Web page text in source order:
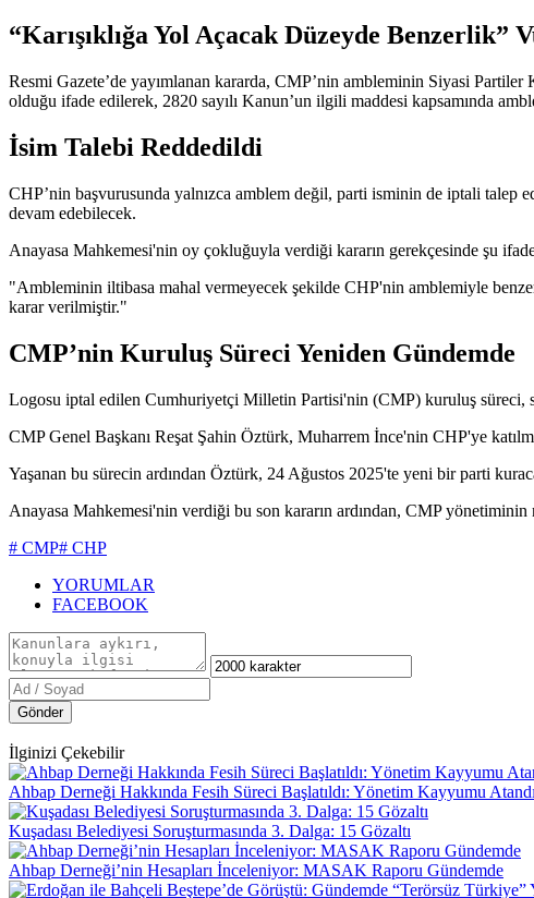
“Karışıklığa Yol Açacak Düzeyde Benzerlik”
Resmi Gazete’de yayımlanan kararda, CMP’nin ambleminin Siyasi
olduğu ifade edilerek, 2820 sayılı Kanun’un ilgili maddesi kapsamında
İsim Talebi Reddedildi
CHP’nin başvurusunda yalnızca amblem değil, parti isminin de iptali
devam edebilecek.
Anayasa Mahkemesi'nin oy çokluğuyla verdiği kararın gerekçesinde şu
"Ambleminin iltibasa mahal vermeyecek şekilde CHP'nin amblemiyle
karar verilmiştir."
CMP’nin Kuruluş Süreci Yeniden Gündemde
Logosu iptal edilen Cumhuriyetçi Milletin Partisi'nin (CMP) kuruluş süreci,
CMP Genel Başkanı Reşat Şahin Öztürk, Muharrem İnce'nin CHP'ye
Yaşanan bu sürecin ardından Öztürk, 24 Ağustos 2025'te yeni bir parti
Anayasa Mahkemesi'nin verdiği bu son kararın ardından, CMP
# CMP# CHP
YORUMLAR
FACEBOOK
Gönder
İlginizi Çekebilir
Ahbap Derneği Hakkında Fesih Süreci Başlatıldı: Yönetim Kayyumu Atandı
Kuşadası Belediyesi Soruşturmasında 3. Dalga: 15 Gözaltı
Ahbap Derneği’nin Hesapları İnceleniyor: MASAK Raporu Gündemde